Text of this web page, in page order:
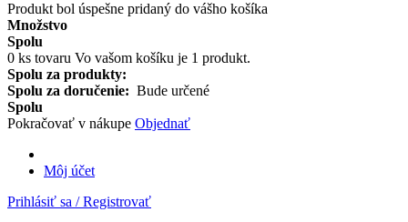
Produkt bol úspešne pridaný do vášho košíka
Množstvo
Spolu
0 ks tovaru Vo vašom košíku je 1 produkt.
Spolu za produkty:
Spolu za doručenie: Bude určené
Spolu
Pokračovať v nákupe Objednať
Môj účet
Prihlásiť sa / Registrovať